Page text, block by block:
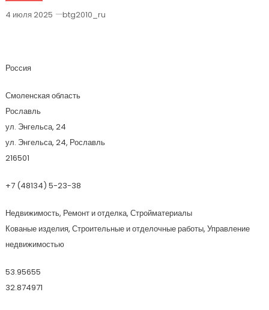
4 июля 2025 btg2010_ru
Россия
Смоленская область
Рославль
ул. Энгельса, 24
ул. Энгельса, 24, Рославль
216501
+7 (48134) 5-23-38
Недвижимость, Ремонт и отделка, Стройматериалы
Кованые изделия, Строительные и отделочные работы, Управление
недвижимостью
53.95655
32.874971